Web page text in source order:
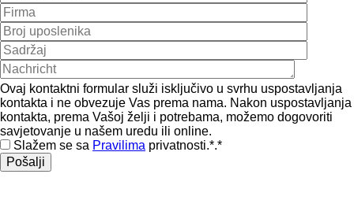
Ovaj kontaktni formular služi isključivo u svrhu uspostavljanja
kontakta i ne obvezuje Vas prema nama. Nakon uspostavljanja
kontakta, prema Vašoj želji i potrebama, možemo dogovoriti
savjetovanje u našem uredu ili online.
Slažem se sa Pravilima privatnosti.*.*